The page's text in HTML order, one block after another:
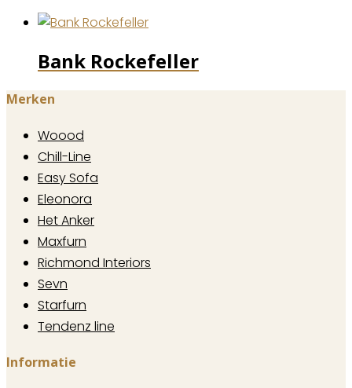
Bank Rockefeller
Merken
Woood
Chill-Line
Easy Sofa
Eleonora
Het Anker
Maxfurn
Richmond Interiors
Sevn
Starfurn
Tendenz line
Informatie